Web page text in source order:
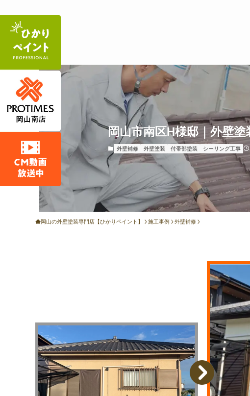
岡山市南区H様邸｜外壁塗
外壁補修 外壁塗装 付帯部塗装 シーリング工事
岡山の外壁塗装専門店【ひかりペイント】 施工事例 外壁補修